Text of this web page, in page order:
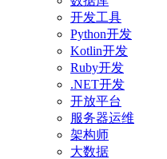
开发工具
Python开发
Kotlin开发
Ruby开发
.NET开发
开放平台
服务器运维
架构师
大数据